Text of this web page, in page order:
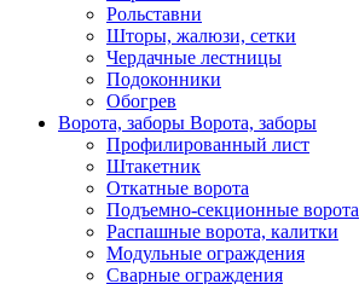
Рольставни
Шторы, жалюзи, сетки
Чердачные лестницы
Подоконники
Обогрев
Ворота, заборы Ворота, заборы
Профилированный лист
Штакетник
Откатные ворота
Подъемно-секционные ворота
Распашные ворота, калитки
Модульные ограждения
Сварные ограждения